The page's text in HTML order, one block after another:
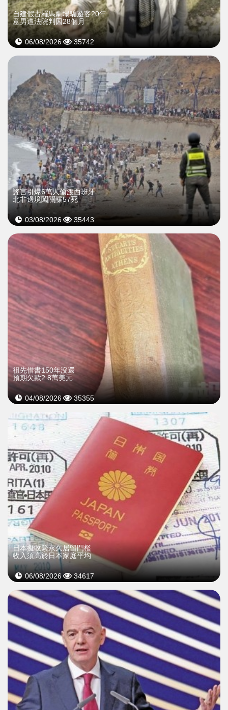
自建假古羅馬劇場騙遊客20年
意男遭法院判囚28個月
06/08/2026 35742
謠言引爆6萬人偷渡西班牙
北非邊境闖關釀57死
03/08/2026 35443
祖先借書150年沒還
預期欠款2.8萬美元
04/08/2026 35355
日本擬收緊永久居留門檻
收入須高於日本家庭平均
06/08/2026 34617